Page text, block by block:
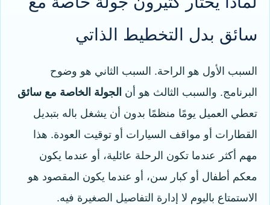
سائق بدل التخطيط الذاتي
السبب الأول هو الراحة. السبب الثاني هو وضوح
البرنامج. والسبب الثالث هو أن الجولة الخاصة مع سائق
تعطي العميل يومًا منظمًا بدون أن يشغل باله بتبديل
القطارات أو مواقف السيارات أو توقيت العودة. هذا
مهم أكثر عندما تكون الرحلة عائلية، أو عندما يكون
معكم أطفال أو كبار سن، أو عندما يكون المقصود هو
الاستمتاع باليوم لا إدارة التفاصيل الصغيرة فيه.